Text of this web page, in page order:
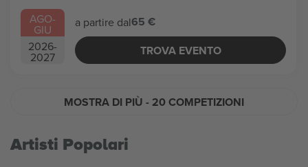
AGO-
GIU
2026-
2027
a partire dal65 €
TROVA EVENTO
MOSTRA DI PIÙ - 20 COMPETIZIONI
Artisti Popolari